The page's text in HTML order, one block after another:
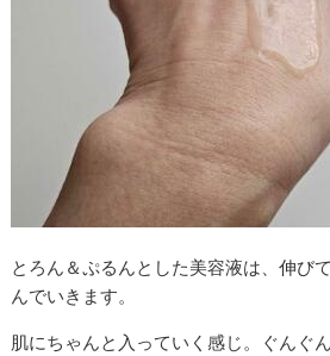
とろん＆ぷるんとした美容液は、伸び
んでいきます。
肌にちゃんと入っていく感じ。ぐんぐ